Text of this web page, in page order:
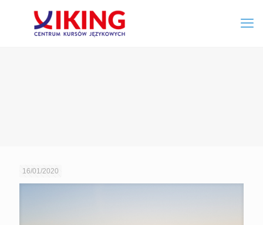
16/01/2020